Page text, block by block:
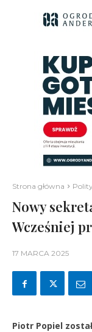
Strona główna
Nowy
Wcześniej
17 MARCA 2025
Piotr Popiel